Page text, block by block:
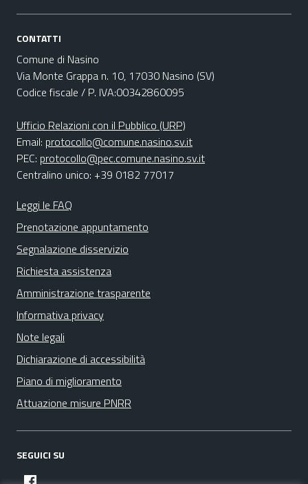
CONTATTI
Comune di Nasino
Via Monte Grappa n. 10, 17030 Nasino (SV)
Codice fiscale / P. IVA:00342860095
Ufficio Relazioni con il Pubblico (URP)
Email: protocollo@comune.nasino.sv.it
PEC: protocollo@pec.comune.nasino.sv.it
Centralino unico: +39 0182 77017
Leggi le FAQ
Prenotazione appuntamento
Segnalazione disservizio
Richiesta assistenza
Amministrazione trasparente
Informativa privacy
Note legali
Dichiarazione di accessibilità
Piano di miglioramento
Attuazione misure PNRR
SEGUICI SU